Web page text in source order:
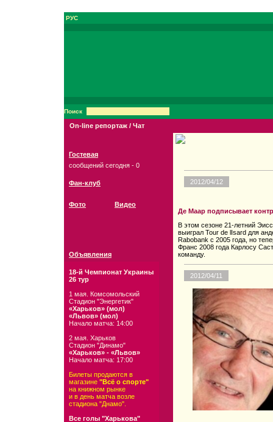
РУС
Поиск
On-line репортаж / Чат
Гостевая
сообщений сегодня - 0
Фан-клуб
Фото Видео
Объявления
18-й Чемпионат Украины
26 тур
1 мая. Комсомольский
Стадион "Энергетик"
«Харьков» (мол)
«Львов» (мол)
Начало матча: 14:00
2 мая. Харьков
Стадион "Динамо"
«Харьков» - «Львов»
Начало матча: 17:00
Билеты продаются в
магазине "Всё о спорте"
на книжном рынке
и в день матча возле
стадиона "Днамо".
Все голы "Харькова"
2012/04/12
Де Маар подписывает
В этом сезоне 21-летний
выиграл Tour de lIsard для
Rabobank с 2005 года, но
Франс 2008 года Карлосу
команду.
2012/04/11